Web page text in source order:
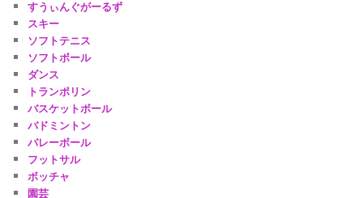
すうぃんぐがーるず
スキー
ソフトテニス
ソフトボール
ダンス
トランポリン
バスケットボール
バドミントン
バレーボール
フットサル
ボッチャ
園芸